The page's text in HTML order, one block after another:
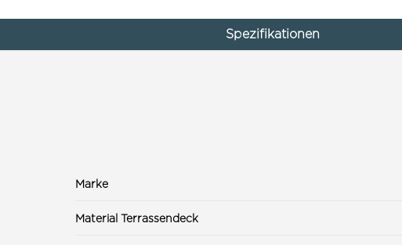
Spezifikationen
Marke
Material Terrassendeck